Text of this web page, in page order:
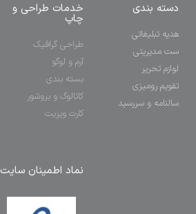
دسته بندی
هدیه تبلیغاتی
ست مدیریتی
لوازم تحریر
تقویم رومیزی
سالنامه و سررسید
خدمات طراحی و
چاپ
طراحی گرافیک
آرم و لوگو
بسته بندی
کاتالوگ و بروشور
کارت ویزیت
نماد اطمینان سایت